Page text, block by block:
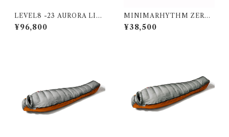
LEVEL8 -23 AURORA LIG
HT コヨーテ
¥96,800
MINIMARHYTHM ZERO
ライトグレー
¥38,500